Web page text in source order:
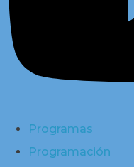
Programas
Programación